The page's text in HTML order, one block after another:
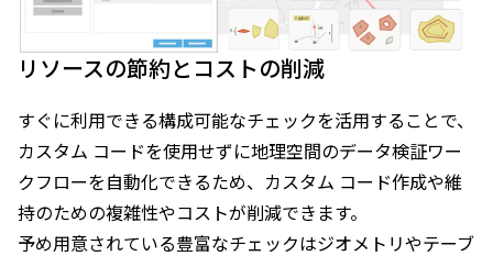
リソースの節約とコストの削減
すぐに利用できる構成可能なチェックを活用することで、
カスタム コードを使用せずに地理空間のデータ検証ワー
クフローを自動化できるため、カスタム コード作成や維
持のための複雑性やコストが削減できます。
予め用意されている豊富なチェックはジオメトリやテーブ